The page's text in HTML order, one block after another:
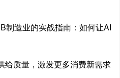
制造业的实战指南：如何让AI
给质量，激发更多消费新需求